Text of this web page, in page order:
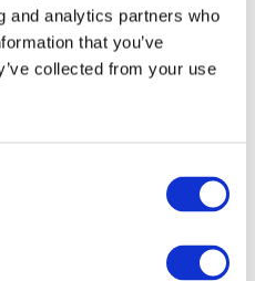
and analytics partners who
that you’ve
collected from your use